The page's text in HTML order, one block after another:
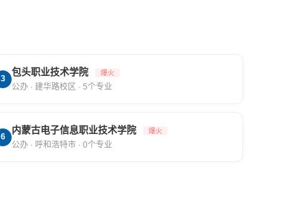
3
包头职业技术学院 爆火
公办 · 建华路校区 · 5个专业
6
内蒙古电子信息职业技术学院 爆火
公办 · 呼和浩特市 · 0个专业